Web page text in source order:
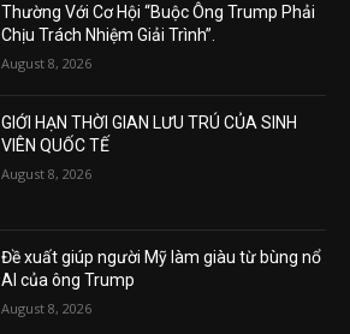
Thường Với Cơ Hội “Buộc Ông Trump Phải
Chịu Trách Nhiệm Giải Trình”.
August 8, 2026
GIỚI HẠN THỜI GIAN LƯU TRÚ CỦA SINH
VIÊN QUỐC TẾ
August 8, 2026
Đề xuất giúp người Mỹ làm giàu từ bùng nổ
AI của ông Trump
August 8, 2026